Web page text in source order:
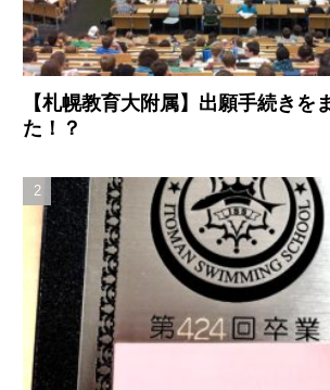
【札幌教育大附属】出願手続きを
た！？